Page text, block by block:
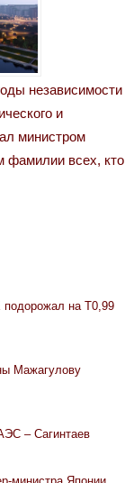
независимости
и
министром
фамилии всех, кто
подорожал на Т0,99
Мажагулову
– Сагинтаев